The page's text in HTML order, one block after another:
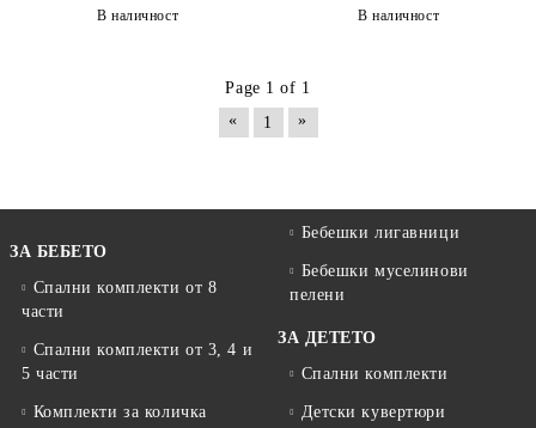
В наличност В наличност
Page 1 of 1
«
1 »
ЗА БЕБЕТО
Спални комплекти от 8
части
Спални комплекти от 3, 4 и
5 части
Комплекти за количка
Бебешки лигавници
Бебешки муселинови
пелени
ЗА ДЕТЕТО
Спални комплекти
Детски кувертюри